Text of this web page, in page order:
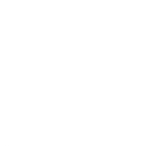
effektiv og
og enkel installasjon.